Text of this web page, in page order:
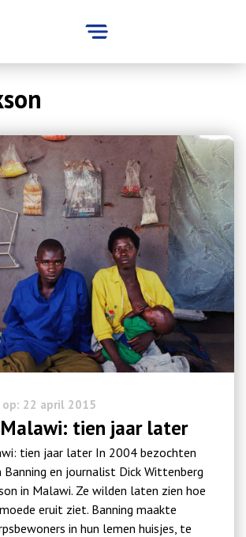
op: 22 april 2015
Malawi: tien jaar later
tien jaar later In 2004 bezochten
en journalist Dick Wittenberg
in Malawi. Ze wilden laten zien hoe
eruit ziet. Banning maakte
in hun lemen huisjes, te